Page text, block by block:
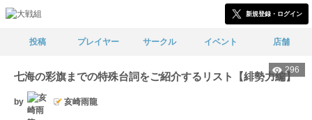
新規登録・ログイン
投稿 プレイヤー サークル イベント 店舗
296
七海の彩旗までの特殊台詞をご紹介するリスト【緋勢力編】
by 亥崎雨龍